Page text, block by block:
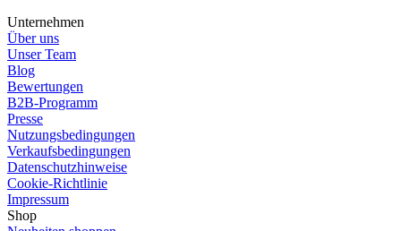
Unternehmen
Über uns
Unser Team
Blog
Bewertungen
B2B-Programm
Presse
Nutzungsbedingungen
Verkaufsbedingungen
Datenschutzhinweise
Cookie-Richtlinie
Impressum
Shop